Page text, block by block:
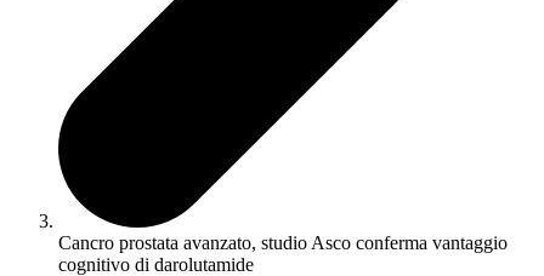
Cancro prostata avanzato, studio Asco conferma vantaggio
cognitivo di darolutamide